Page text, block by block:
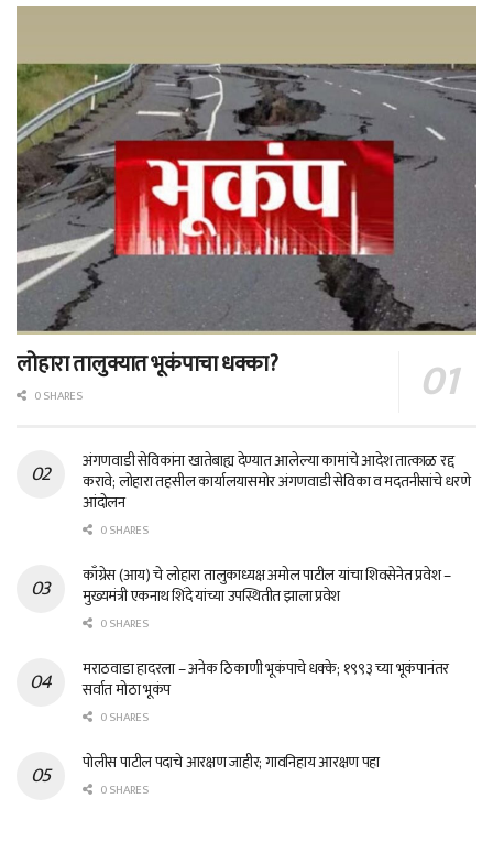
लोहारा तालुक्यात भूकंपाचा धक्का?
0 SHARES
अंगणवाडी सेविकांना खातेबाह्य देण्यात आलेल्या कामांचे आदेश तात्काळ रद्द
करावे; लोहारा तहसील कार्यालयासमोर अंगणवाडी सेविका व मदतनीसांचे धरणे
आंदोलन
0 SHARES
काँग्रेस (आय) चे लोहारा तालुकाध्यक्ष अमोल पाटील यांचा शिवसेनेत प्रवेश –
मुख्यमंत्री एकनाथ शिंदे यांच्या उपस्थितीत झाला प्रवेश
0 SHARES
मराठवाडा हादरला – अनेक ठिकाणी भूकंपाचे धक्के; १९९३ च्या भूकंपानंतर
सर्वात मोठा भूकंप
0 SHARES
पोलीस पाटील पदाचे आरक्षण जाहीर; गावनिहाय आरक्षण पहा
0 SHARES